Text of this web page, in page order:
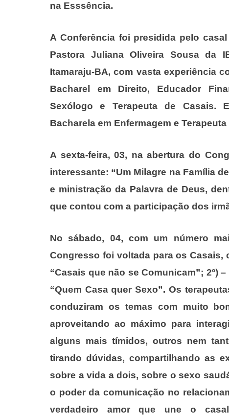
na Esssência.
A Conferência foi presidida pelo
Pastora Juliana Oliveira Sousa da
Itamaraju-BA, com vasta experiência
Bacharel em Direito, Educador
Sexólogo e Terapeuta de Casais.
Bacharela em Enfermagem e Terapeuta
A sexta-feira, 03, na abertura do
interessante: “Um Milagre na Família
e ministração da Palavra de Deus,
que contou com a participação dos
No sábado, 04, com um número
Congresso foi voltada para os Casais,
“Casais que não se Comunicam”; 2º)
“Quem Casa quer Sexo”. Os
conduziram os temas com muito
aproveitando ao máximo para
alguns mais tímidos, outros nem
tirando dúvidas, compartilhando as
sobre a vida a dois, sobre o sexo
o poder da comunicação no
verdadeiro amor que une o